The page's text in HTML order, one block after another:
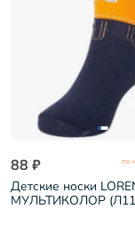
88 ₽ по
Детские носки
МУЛЬТИКОЛОР